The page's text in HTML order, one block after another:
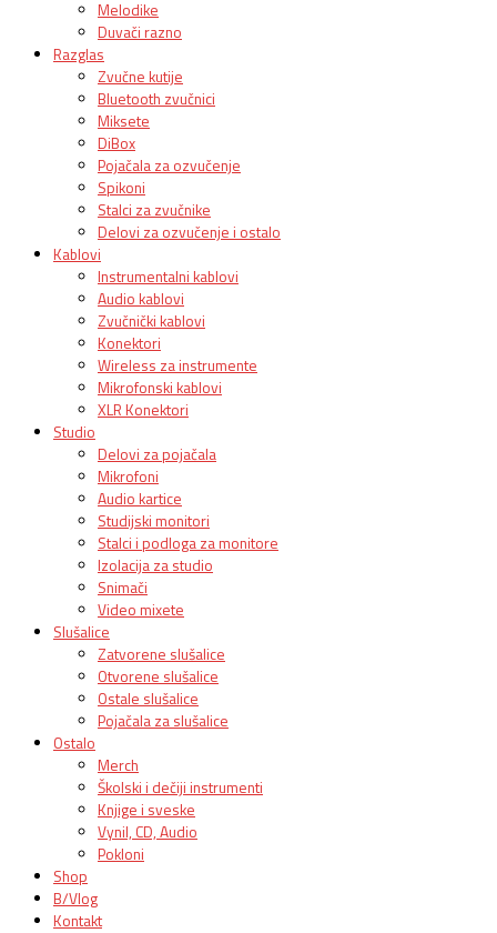
Melodike
Duvači razno
Razglas
Zvučne kutije
Bluetooth zvučnici
Miksete
DiBox
Pojačala za ozvučenje
Spikoni
Stalci za zvučnike
Delovi za ozvučenje i ostalo
Kablovi
Instrumentalni kablovi
Audio kablovi
Zvučnički kablovi
Konektori
Wireless za instrumente
Mikrofonski kablovi
XLR Konektori
Studio
Delovi za pojačala
Mikrofoni
Audio kartice
Studijski monitori
Stalci i podloga za monitore
Izolacija za studio
Snimači
Video mixete
Slušalice
Zatvorene slušalice
Otvorene slušalice
Ostale slušalice
Pojačala za slušalice
Ostalo
Merch
Školski i dečiji instrumenti
Knjige i sveske
Vynil, CD, Audio
Pokloni
Shop
B/Vlog
Kontakt